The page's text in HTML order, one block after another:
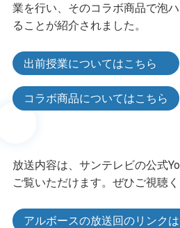
業を行い、そのコラボ商品で泡
ることが紹介されました。
出前授業についてはこちら
コラボ商品についてはこちら
放送内容は、サンテレビの公式
ご覧いただけます。ぜひご視聴く
アルボースの放送回のリンク